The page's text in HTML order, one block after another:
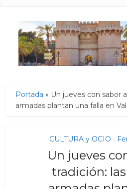
Portada » Un jueves con sabor
armadas plantan una falla en
CULTURA y OCIO •
Un jueves
tradición: